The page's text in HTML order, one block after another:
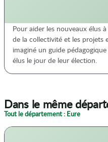
Pour aider les nouveaux élus
de la collectivité et les projets
imaginé un guide
élus le jour de leur élection.
Dans le même
Tout le département : Eure